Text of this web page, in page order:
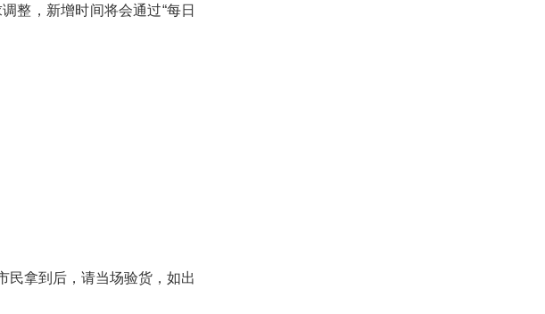
整，新增时间将会通过“每日
民拿到后，请当场验货，如出